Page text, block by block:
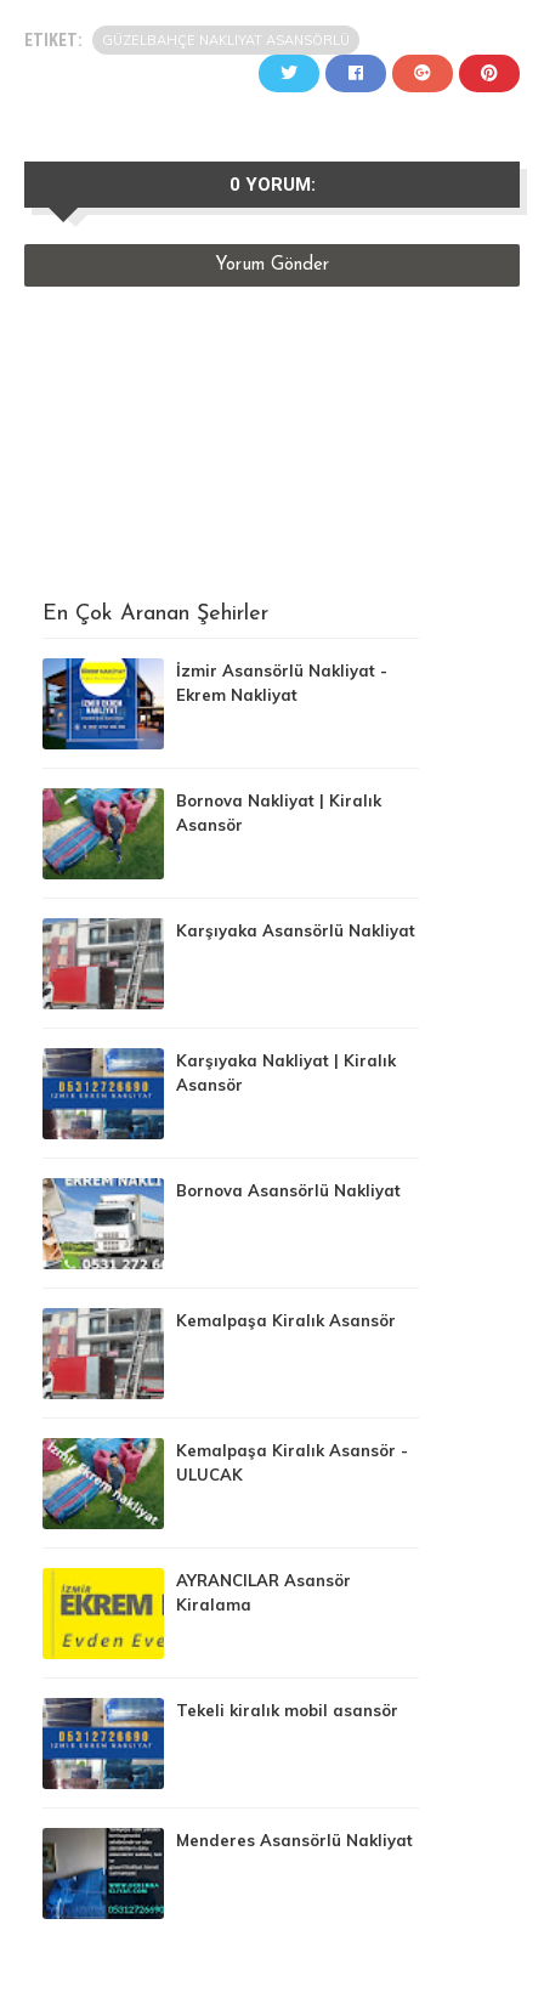
ETIKET: GÜZELBAHÇE NAKLIYAT ASANSÖRLÜ
0 YORUM:
Yorum Gönder
En Çok Aranan Şehirler
İzmir Asansörlü Nakliyat -
Ekrem Nakliyat
Bornova Nakliyat | Kiralık
Asansör
Karşıyaka Asansörlü Nakliyat
Karşıyaka Nakliyat | Kiralık
Asansör
Bornova Asansörlü Nakliyat
Kemalpaşa Kiralık Asansör
Kemalpaşa Kiralık Asansör -
ULUCAK
AYRANCILAR Asansör
Kiralama
Tekeli kiralık mobil asansör
Menderes Asansörlü Nakliyat